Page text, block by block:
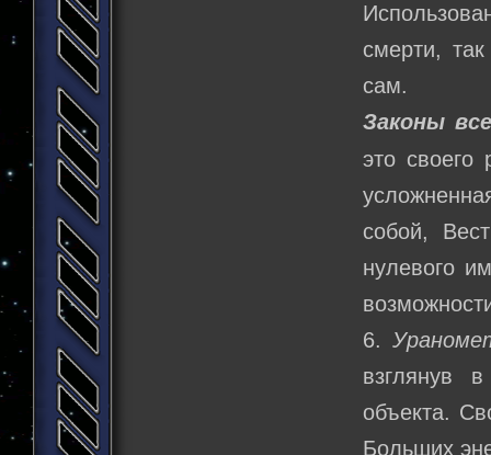
смерти,
сам.
Законы
это своего
собой,
нулевого
6.
взглянув
объекта.
Больших